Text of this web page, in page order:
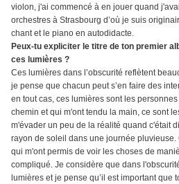
violon, j'ai commencé à en jouer quand
orchestres à Strasbourg d’où je suis
chant et le piano en autodidacte.
Peux-tu expliciter le titre de ton premier
ces lumières ?
Ces lumières dans l’obscurité reflètent
je pense que chacun peut s’en faire des
en tout cas, ces lumières sont les
chemin et qui m'ont tendu la main, ce sont
m'évader un peu de la réalité quand c'était
rayon de soleil dans une journée pluvieuse.
qui m'ont permis de voir les choses de
compliqué. Je considère que dans
lumières et je pense qu’il est important que